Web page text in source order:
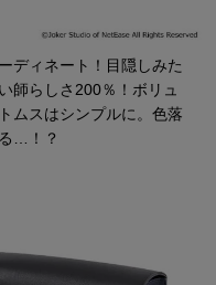
ディネート！目隠しみた
師らしさ200％！ボリュ
ムスはシンプルに。色落
…！？